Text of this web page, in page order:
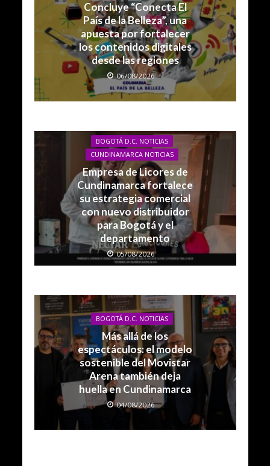
Concluye “Conecta El
País de la Belleza”, una
apuesta por fortalecer
los contenidos digitales
desde las regiones
06/08/2026
BOGOTÁ D.C. NOTICIAS
CUNDINAMARCA NOTICIAS
Empresa de Licores de
Cundinamarca fortalece
su estrategia comercial
con nuevo distribuidor
para Bogotá y el
departamento
05/08/2026
BOGOTÁ D.C. NOTICIAS
Más allá de los
espectáculos: el modelo
sostenible del Movistar
Arena también deja
huella en Cundinamarca
04/08/2026